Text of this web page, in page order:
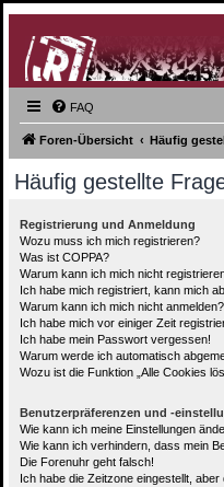
FAQ
Foren-Übersicht Häufig
Häufig gestellte
Registrierung und Anmeldung
Wozu muss ich mich registrieren?
Was ist COPPA?
Warum kann ich mich nicht
Ich habe mich registriert, kann mich
Warum kann ich mich nicht anmelden?
Ich habe mich vor einiger Zeit
Ich habe mein Passwort vergessen!
Warum werde ich automatisch
Wozu ist die Funktion „Alle Cookies
Benutzerpräferenzen und -
Wie kann ich meine Einstellungen
Wie kann ich verhindern, dass mein
Die Forenuhr geht falsch!
Ich habe die Zeitzone eingestellt,